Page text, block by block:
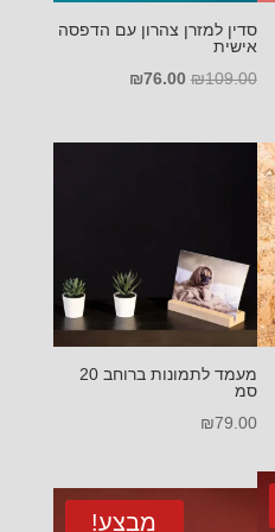
סדין למזרן צהרון עם הדפסה
אישית
₪109.00
המחיר
היה:
₪76.00
הוא:
מעמד לתמונות ברוחב 20
סמ
₪79.00
מבצע!